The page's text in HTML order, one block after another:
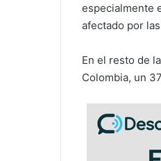
especialmente
afectado por
En el resto de
Colombia, un